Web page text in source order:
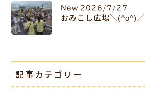
New 2026/7/27
おみこし広場＼(^o^)／
記事カテゴリー